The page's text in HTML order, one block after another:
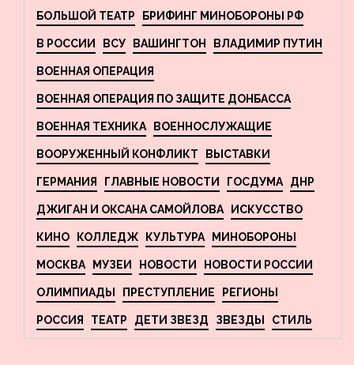
БОЛЬШОЙ ТЕАТР БРИФИНГ МИНОБОРОНЫ РФ
В РОССИИ ВСУ ВАШИНГТОН ВЛАДИМИР ПУТИН
ВОЕННАЯ ОПЕРАЦИЯ
ВОЕННАЯ ОПЕРАЦИЯ ПО ЗАЩИТЕ ДОНБАССА
ВОЕННАЯ ТЕХНИКА ВОЕННОСЛУЖАЩИЕ
ВООРУЖЕННЫЙ КОНФЛИКТ ВЫСТАВКИ
ГЕРМАНИЯ ГЛАВНЫЕ НОВОСТИ ГОСДУМА ДНР
ДЖИГАН И ОКСАНА САМОЙЛОВА ИСКУССТВО
КИНО КОЛЛЕДЖ КУЛЬТУРА МИНОБОРОНЫ
МОСКВА МУЗЕИ НОВОСТИ НОВОСТИ РОССИИ
ОЛИМПИАДЫ ПРЕСТУПЛЕНИЕ РЕГИОНЫ
РОССИЯ ТЕАТР ДЕТИ ЗВЕЗД ЗВЕЗДЫ СТИЛЬ